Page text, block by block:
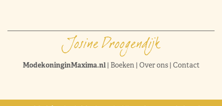
ModekoninginMaxima.nl| Boeken| Over ons| Contact